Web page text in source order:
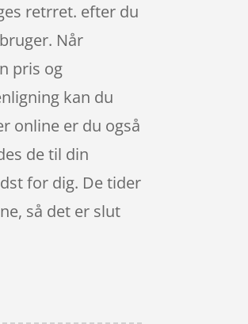
retrret. efter du
Når
pris og
kan du
online er du også
de til din
for dig. De tider
så det er slut